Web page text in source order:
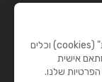
לידיעתכם, באתר זה נעשה שימוש ב"קבצי עוגיות" (cookies) וכלים
אישית
הפרטיות שלנו.